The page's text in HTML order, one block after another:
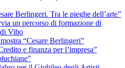
Berlingeri. Tra le pieghe dell’arte”
un percorso di formazione di
di Vibo
“Cesare Berlingeri”
e finanza per l’impresa”